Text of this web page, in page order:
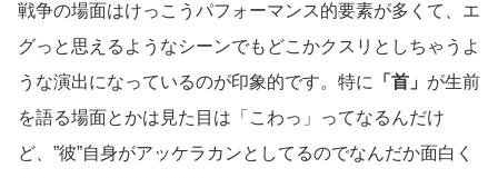
戦争の場面はけっこうパフォーマンス的要素が多くて、エ
グっと思えるようなシーンでもどこかクスリとしちゃうよ
うな演出になっているのが印象的です。特に 「首」 が生前
を語る場面とかは見た目は「こわっ」ってなるんだけ
ど、”彼”自身がアッケラカンとしてるのでなんだか面白く